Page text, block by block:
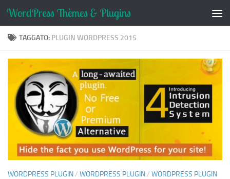
Salta al contenuto
TAGGATO: PLUGIN WORDPRESS 2015
WORDPRESS PLUGIN/ WORDPRESS PLUGIN/ WORDPRESS PLUGIN